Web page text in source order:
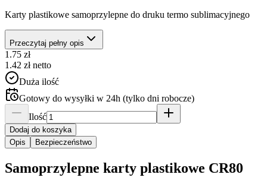
Karty plastikowe samoprzylepne do druku termo sublimacyjnego
Przeczytaj pełny opis
1.75 zł
1.42 złnetto
Duża ilość
Gotowy do wysyłki w 24h (tylko dni robocze)
Ilość
Dodaj do koszyka
Opis
Bezpieczeństwo
Samoprzylepne karty plastikowe CR80